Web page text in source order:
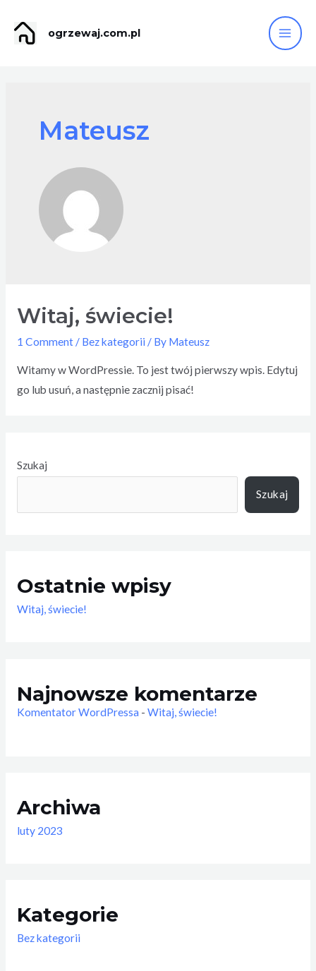
ogrzewaj.com.pl
Mateusz
Witaj, świecie!
1 Comment / Bez kategorii/ By Mateusz
Witamy w WordPressie. To jest twój pierwszy wpis. Edytuj
go lub usuń, a następnie zacznij pisać!
Szukaj
Szukaj
Ostatnie wpisy
Witaj, świecie!
Najnowsze komentarze
Komentator WordPressa - Witaj, świecie!
Archiwa
luty 2023
Kategorie
Bez kategorii